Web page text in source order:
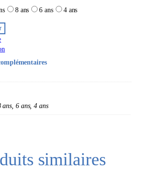
8 ans 6 ans 4 ans
ans, 6 ans, 4 ans
similaires